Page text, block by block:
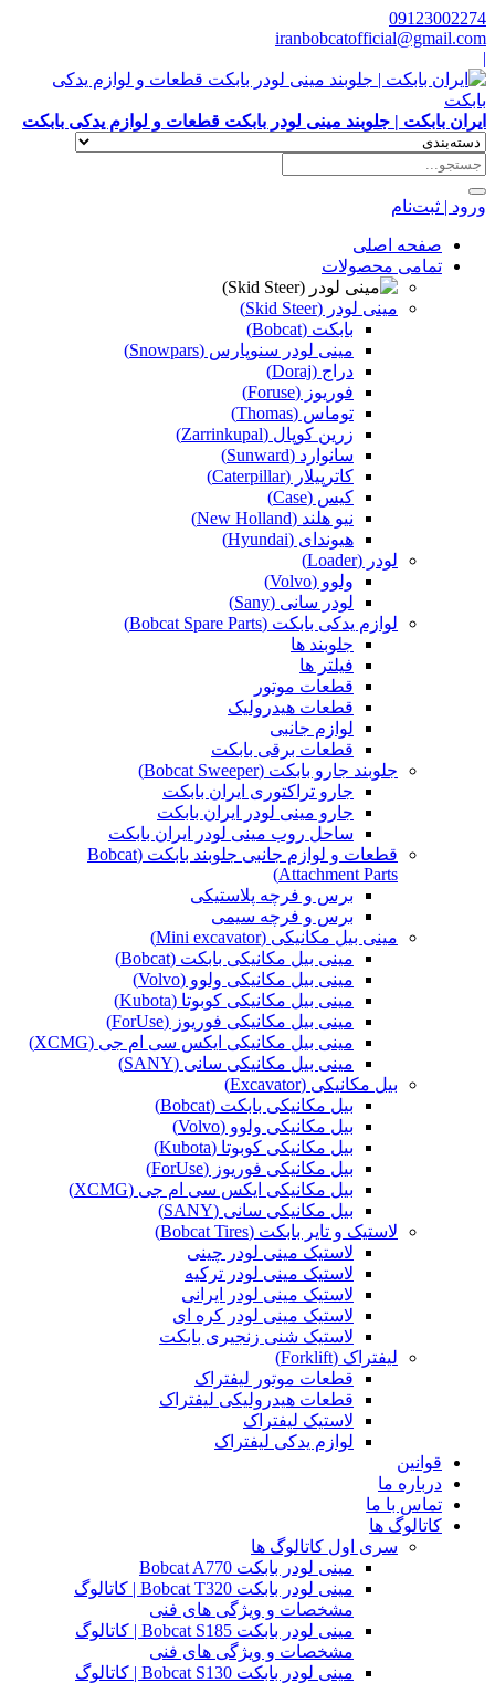
09123002274
iranbobcatofficial@gmail.com
|
ایران بابکت | جلوبند مینی لودر بابکت قطعات و لوازم یدکی بابکت
ورود | ثبت‌نام
صفحه اصلی
تمامی محصولات
مینی لودر (Skid Steer)
بابکت (Bobcat)
مینی لودر سنوپارس (Snowpars)
دراج (Doraj)
فوریوز (Foruse)
توماس (Thomas)
زرین کوپال (Zarrinkupal)
سانوارد (Sunward)
کاترپیلار (Caterpillar)
کیس (Case)
نیو هلند (New Holland)
هیوندای (Hyundai)
لودر (Loader)
ولوو (Volvo)
لودر سانی (Sany)
لوازم یدکی بابکت (Bobcat Spare Parts)
جلوبند ها
فیلتر ها
قطعات موتور
قطعات هیدرولیک
لوازم جانبی
قطعات برقی بابکت
جلوبند جارو بابکت (Bobcat Sweeper)
جارو تراکتوری ایران بابکت
جارو مینی لودر ایران بابکت
ساحل روب مینی لودر ایران بابکت
قطعات و لوازم جانبی جلوبند بابکت (Bobcat
Attachment Parts)
برس و فرچه پلاستیکی
برس و فرچه سیمی
مینی بیل مکانیکی (Mini excavator)
مینی بیل مکانیکی بابکت (Bobcat)
مینی بیل مکانیکی ولوو (Volvo)
مینی بیل مکانیکی کوبوتا (Kubota)
مینی بیل مکانیکی فوریوز (ForUse)
مینی بیل مکانیکی ایکس سی ام جی (XCMG)
مینی بیل مکانیکی سانی (SANY)
بیل مکانیکی (Excavator)
بیل مکانیکی بابکت (Bobcat)
بیل مکانیکی ولوو (Volvo)
بیل مکانیکی کوبوتا (Kubota)
بیل مکانیکی فوریوز (ForUse)
بیل مکانیکی ایکس سی ام جی (XCMG)
بیل مکانیکی سانی (SANY)
لاستیک و تایر بابکت (Bobcat Tires)
لاستیک مینی لودر چینی
لاستیک مینی لودر ترکیه
لاستیک مینی لودر ایرانی
لاستیک مینی لودر کره ای
لاستیک شنی زنجیری بابکت
لیفتراک (Forklift)
قطعات موتور لیفتراک
قطعات هیدرولیکی لیفتراک
لاستیک لیفتراک
لوازم یدکی لیفتراک
قوانین
درباره ما
تماس با ما
کاتالوگ ها
سری اول کاتالوگ ها
مینی لودر بابکت Bobcat A770
مینی لودر بابکت Bobcat T320 | کاتالوگ
مشخصات و ویژگی های فنی
مینی لودر بابکت Bobcat S185 | کاتالوگ
مشخصات و ویژگی های فنی
مینی لودر بابکت Bobcat S130 | کاتالوگ